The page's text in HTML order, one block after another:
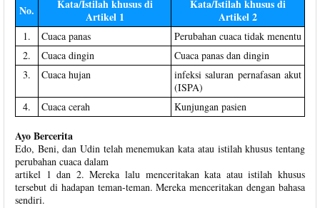
No.
Kata/Istilah khusus di
Artikel 1
Kata/Istilah khusus di
Artikel 2
1. Cuaca panas
Perubahan cuaca tidak menentu
2.
Cuaca dingin
Cuaca panas dan dingin
3.
Cuaca hujan
infeksi saluran pernafasan akut
(ISPA)
4.
Cuaca cerah Kunjungan pasien
Ayo Bercerita
Edo, Beni, dan Udin telah menemukan kata atau istilah khusus tentang
perubahan cuaca dalam
artikel 1 dan 2. Mereka lalu menceritakan kata atau istilah khusus
tersebut di hadapan teman-teman. Mereka menceritakan dengan bahasa
sendiri.